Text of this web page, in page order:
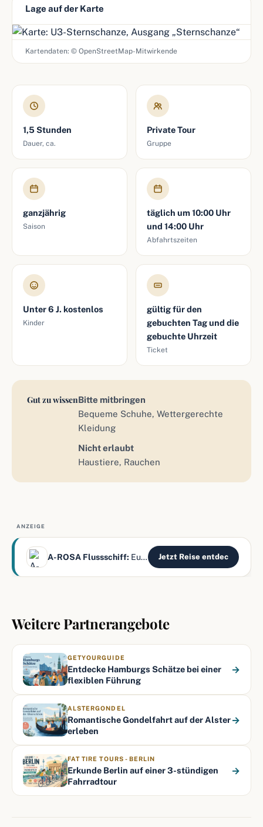
Lage auf der Karte
Kartendaten: © OpenStreetMap-Mitwirkende
1,5 Stunden
Dauer, ca.
Private Tour
Gruppe
ganzjährig
Saison
täglich um 10:00 Uhr
und 14:00 Uhr
Abfahrtszeiten
Unter 6 J. kostenlos
Kinder
gültig für den
gebuchten Tag und die
gebuchte Uhrzeit
Ticket
Gut zu wissenBitte mitbringen
Bequeme Schuhe, Wettergerechte
Kleidung
Nicht erlaubt
Haustiere, Rauchen
ANZEIGE
A-ROSA Flussschiff: Europas Flüsse – alles inklusive Jetzt Reise entdec
Weitere Partnerangebote
GETYOURGUIDE
Entdecke Hamburgs Schätze bei einer
flexiblen Führung
→
ALSTERGONDEL
Romantische Gondelfahrt auf der Alster
erleben
→
FAT TIRE TOURS - BERLIN
Erkunde Berlin auf einer 3-stündigen
Fahrradtour
→